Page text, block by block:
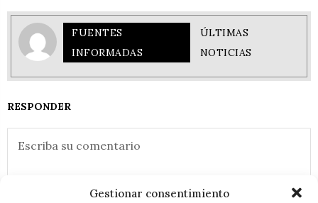
Gestionar consentimiento
FUENTES
INFORMADAS
ÚLTIMAS
NOTICIAS
RESPONDER